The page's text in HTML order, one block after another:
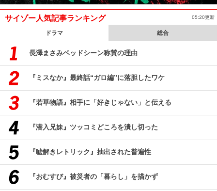
サイゾー人気記事ランキング 05:20更新
ドラマ 総合
長澤まさみベッドシーン称賛の理由
『ミスなか』最終話“ガロ編”に落胆したワケ
『若草物語』相手に「好きじゃない」と伝える
『潜入兄妹』ツッコミどころを潰し切った
『嘘解きレトリック』抽出された普遍性
『おむすび』被災者の「暮らし」を描かず